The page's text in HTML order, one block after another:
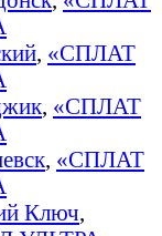
, «СПЛАТ
, «СПЛАТ
, «СПЛАТ
Ключ,